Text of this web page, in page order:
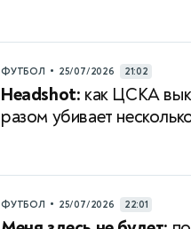
ФУТБОЛ • 25/07/2026 21:02
Headshot: как ЦСКА
разом убивает
ФУТБОЛ • 25/07/2026 22:01